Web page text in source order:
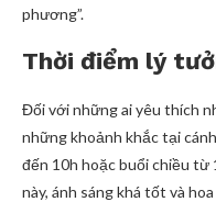
phương”.
Thời điểm lý
Đối với những ai yêu thích
những khoảnh khắc tại
đến 10h hoặc buổi chiều từ
này, ánh sáng khá tốt và